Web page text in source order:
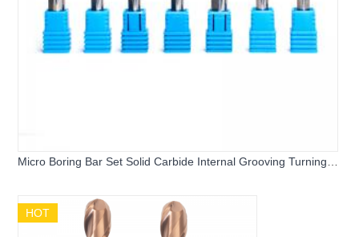
Micro Boring Bar Set Solid Carbide Internal Grooving Turning
Lathe Machining
HOT